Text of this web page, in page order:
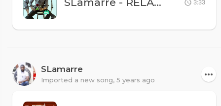
3:33
SLamarre
Imported a new song, 5 years ago